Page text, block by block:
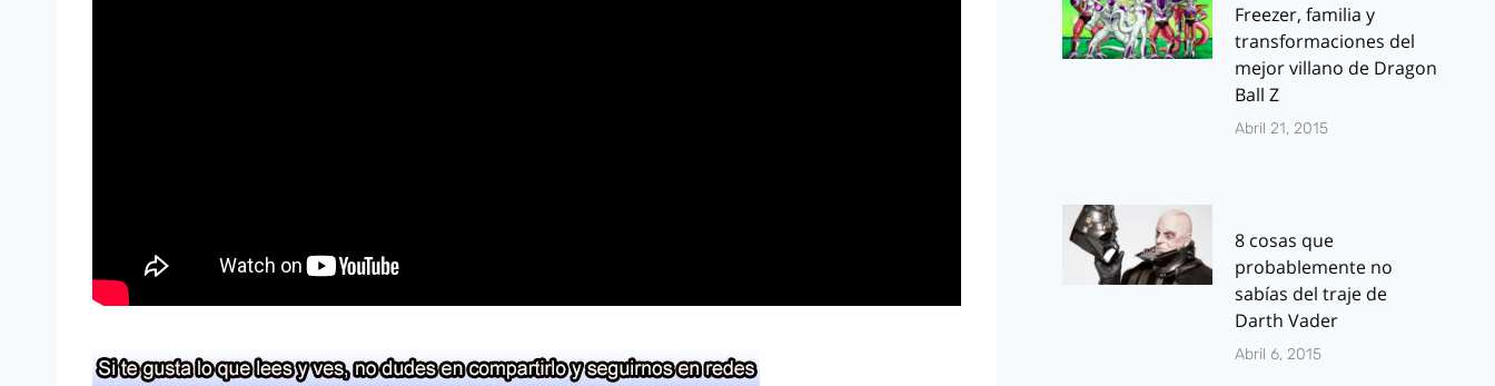
Freezer, familia y
transformaciones del
mejor villano de Dragon
Ball Z
Abril 21, 2015
8 cosas que
probablemente no
sabías del traje de
Darth Vader
Abril 6, 2015